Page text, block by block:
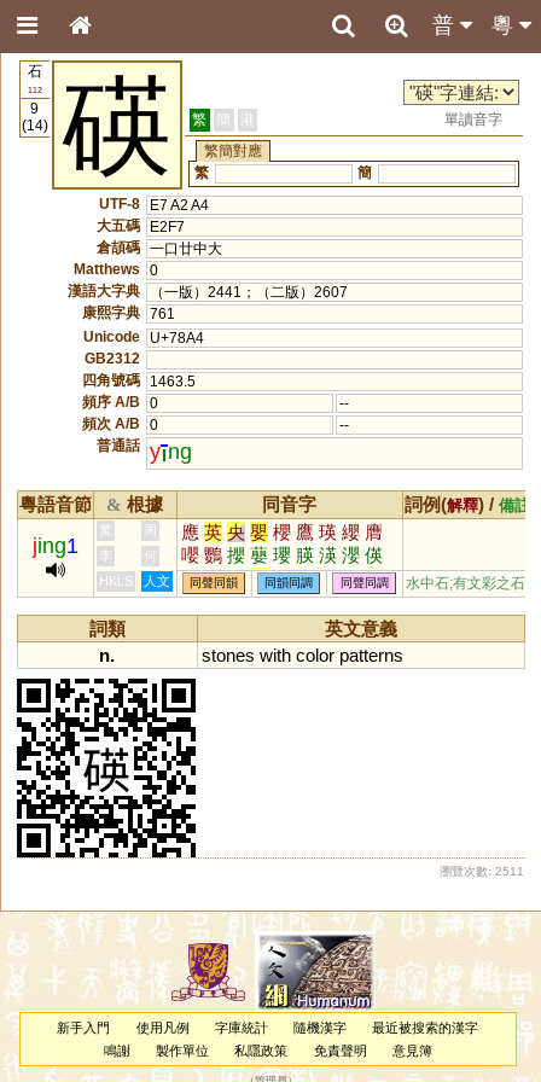
粵
普
石
112
9
(14)
碤 繁 簡 港
單讀音字
繁簡對應
繁
簡
UTF-8
E7 A2 A4
大五碼
E2F7
倉頡碼 一口廿中大
Matthews
0
漢語大字典
（一版）2441；（二版）2607
康熙字典 761
Unicode
U+78A4
GB2312
四角號碼
1463.5
頻序 A/B
0
--
頻次 A/B
0
--
普通話 y ng
粵語音節 & 根據 同音字 詞例(解釋) / 備註
jing1
黃 周 應 英 央 嬰 櫻 鷹 瑛 纓 膺
嚶 鸚 攖 蘡 瓔 朠 渶 瀴 偀
霙 賏 嫈 韹 韺 煐 礯 譻 蝧
鶧 蠳
李
何
HKLS
人文 同聲同韻 同韻同調 同聲同調 水中石;有文彩之石
詞類
英文意義
n.
stones with color patterns
瀏覽次數: 2511
新手入門 使用凡例 字庫統計 隨機漢字
最近被搜索的漢字
鳴謝
製作單位 私隱政策 免責聲明 意見簿